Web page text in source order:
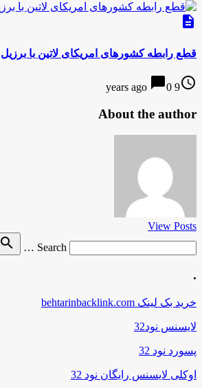
description
قطع رابطه کشورهای امریکای لاتین با برزیل
access_time
9 years ago
chat_bubble0
About the author
View Posts
Search …
search
.
خرید بک لینک behtarinbacklink.com
لایسنس نود32
پسورد نود 32
اوکلی لایسنس رایگان نود 32